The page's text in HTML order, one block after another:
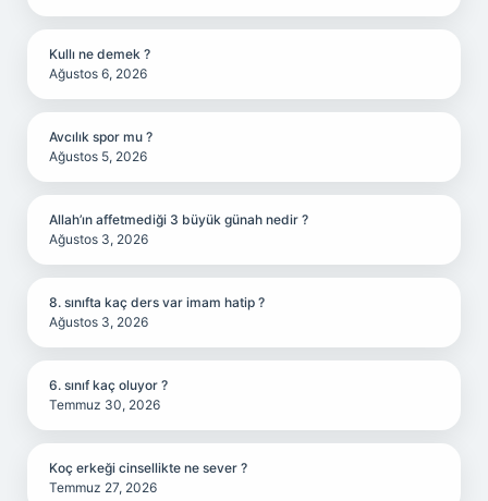
Kullı ne demek ?
Ağustos 6, 2026
Avcılık spor mu ?
Ağustos 5, 2026
Allah’ın affetmediği 3 büyük günah nedir ?
Ağustos 3, 2026
8. sınıfta kaç ders var imam hatip ?
Ağustos 3, 2026
6. sınıf kaç oluyor ?
Temmuz 30, 2026
Koç erkeği cinsellikte ne sever ?
Temmuz 27, 2026